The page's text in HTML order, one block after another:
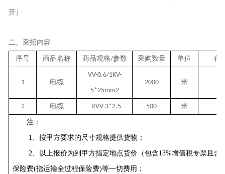
开）
二、 采招内容
序号 商品名称 商品规格/参数 采购数量 单位 备
1 电缆
VV-0.6/1KV-
5*25mm2
2000 米
2 电缆 RVV-3*2.5 500 米
注：
1、按甲方要求的尺寸规格提供货物；
2、以上报价为到甲方指定地点货价（包含13%增值税专票且含
保险费(指运输全过程保险费)等一切费用；